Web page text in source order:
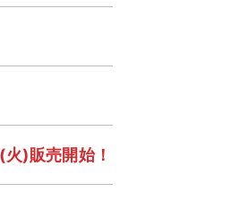
)販売開始！